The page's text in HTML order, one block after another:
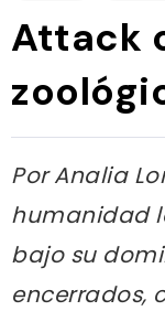
Attack
Por Analia
humanidad
bajo su
encerrados,